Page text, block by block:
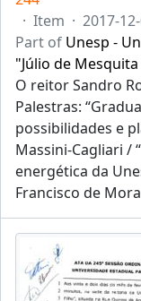
· Item · 2017-
Part of Unesp -
"Júlio de
O reitor Sandro
Palestras:
possibilidades e
Massini-Cagliari /
energética da
Francisco de